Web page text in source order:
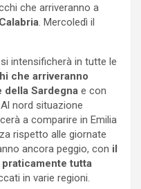
che arriveranno a
. Mercoledì il
intensificherà in tutte le
che arriveranno
della Sardegna e con
nord situazione
a comparire in Emilia
rispetto alle giornate
ancora peggio, con il
tutta
in varie regioni.